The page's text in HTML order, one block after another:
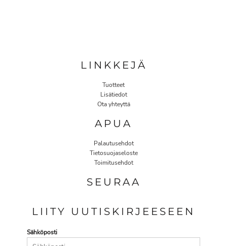
LINKKEJÄ
Tuotteet
Lisätiedot
Ota yhteyttä
APUA
Palautusehdot
Tietosuojaseloste
Toimitusehdot
SEURAA
LIITY UUTISKIRJEESEEN
Sähköposti